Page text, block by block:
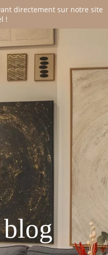
directement sur notre site
!